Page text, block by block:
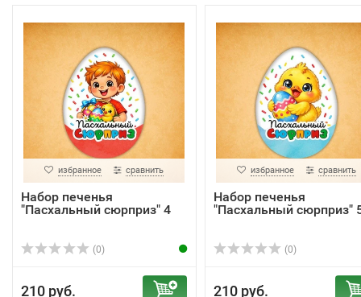
избранное сравнить
Набор печенья
"Пасхальный сюрприз" 4
(0)
210 руб.
избранное сравнить
Набор печенья
"Пасхальный сюрприз"
(0)
210 руб.